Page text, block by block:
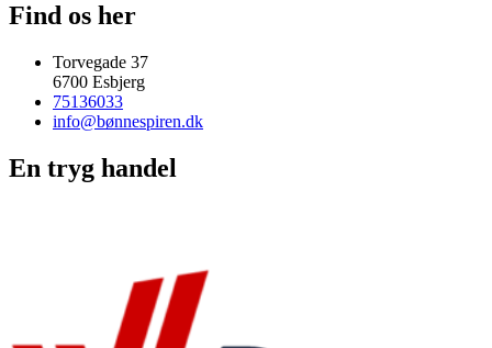
Find os her
Torvegade 37
6700 Esbjerg
75136033
info@bønnespiren.dk
En tryg handel